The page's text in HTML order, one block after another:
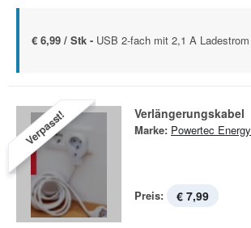
€ 6,99 / Stk - USB 2-fach mit 2,1 A Ladestrom
Verpasst! Verlängerungskabel
Marke: Powertec Energy
Preis: € 7,99